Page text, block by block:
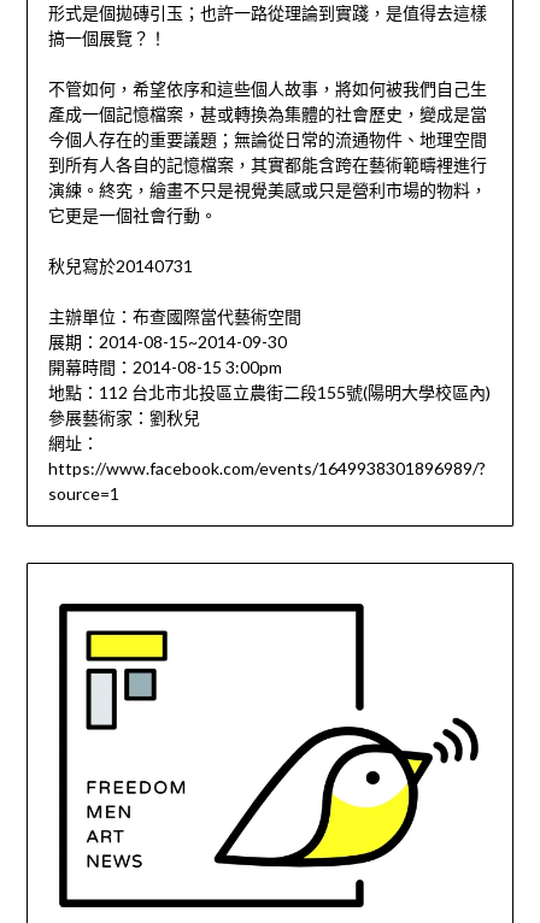
形式是個拋磚引玉；也許一路從理論到實踐，是值得去這樣
搞一個展覽？！
不管如何，希望依序和這些個人故事，將如何被我們自己生
產成一個記憶檔案，甚或轉換為集體的社會歷史，變成是當
今個人存在的重要議題；無論從日常的流通物件、地理空間
到所有人各自的記憶檔案，其實都能含跨在藝術範疇裡進行
演練。終究，繪畫不只是視覺美感或只是營利市場的物料，
它更是一個社會行動。
秋兒寫於20140731
主辦單位：布查國際當代藝術空間
展期：2014-08-15~2014-09-30
開幕時間：2014-08-15 3:00pm
地點：112 台北市北投區立農街二段155號(陽明大學校區內)
參展藝術家：劉秋兒
網址：
https://www.facebook.com/events/1649938301896989/?
source=1